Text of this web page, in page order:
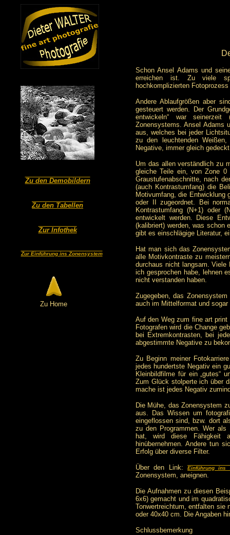
Schon Ansel Adams und
erreichen ist. Zu viele
hochkomplizierten
Andere Ablaufgrößen aber
gesteuert werden. Der
entwickeln“ war
Zonensystems. Ansel Adams
aus, welches bei jeder
zu den leuchtenden
Negative, immer gleich
Um das allen verständlich zu
gleiche Teile ein, von Zone
Graustufenabschnitte, nach
(auch Kontrastumfang) die
Motivumfang, die Entwicklung
oder II zugeordnet. Bei
Kontrastumfang (N+1) oder
entwickelt werden. Diese
(kalibriert) werden, was schon
gibt es einschlägige Literatur,
Hat man sich das
alle Motivkontraste zu
durchaus nicht langsam.
ich gesprochen habe, lehnen
nicht verstanden haben.
Zugegeben, das
auch im Mittelformat und
Auf den Weg zum fine art
Fotografen wird die Change
bei Extremkontrasten, bei
abgestimmte Negative zu
Zu Beginn meiner
jedes hundertste Negativ ein
Kleinbildfilme für ein „gutes“
Zum Glück stolperte ich über
mache ist jedes Negativ
Die Mühe, das Zonensystem
aus. Das Wissen um
eingeflossen sind, bzw. dort
zu den Programmen. Wer als
hat, wird diese Fähigkeit
hinübernehmen. Andere tun
Erfolg über diverse Filter.
Über den Link:Einführung ins
Zonensystem, aneignen.
Die Aufnahmen zu diesen
6x6) gemacht und im
Tonwertreichtum, entfalten sie
oder 40x40 cm. Die Angaben
Schlussbemerkung
Zu den Demobildern
Zu den Tabellen
Zur Infothek
Zur Einführung ins Zonensystem
Zu Home